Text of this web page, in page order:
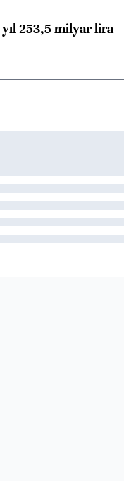
yıl 253,5 milyar lira